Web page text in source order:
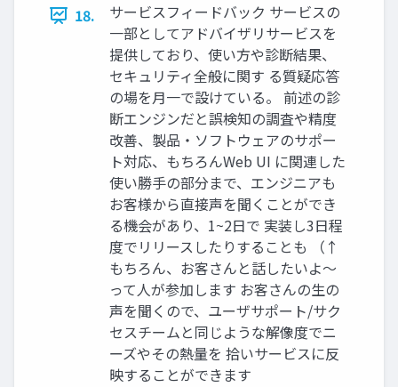
18.
サービスフィードバック サービスの
一部としてアドバイザリサービスを
提供しており、使い方や診断結果、
セキュリティ全般に関す る質疑応答
の場を月一で設けている。 前述の診
断エンジンだと誤検知の調査や精度
改善、製品・ソフトウェアのサポー
ト対応、もちろんWeb UI に関連した
使い勝手の部分まで、エンジニアも
お客様から直接声を聞くことができ
る機会があり、1~2日で 実装し3日程
度でリリースしたりすることも （↑
もちろん、お客さんと話したいよ〜
って人が参加します お客さんの生の
声を聞くので、ユーザサポート/サク
セスチームと同じような解像度でニ
ーズやその熱量を 拾いサービスに反
映することができます